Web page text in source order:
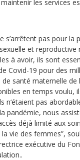
les services
s’arrêtent pas pour la
et reproductive
à avoir, ils sont
Covid-19 pour des
santé maternelle de
en temps voulu,
n‘étaient pas
pandémie, nous
déjà limité aux
vie des femmes”,
exécutive du